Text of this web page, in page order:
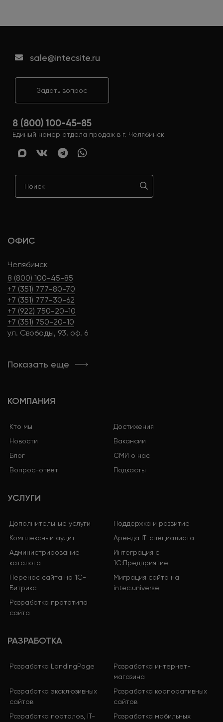
sale@intecsite.ru
Задать вопрос
8 (800) 100-45-85
Единый номер отдела продаж в г. Челябинск
ОФИС
Челябинск
8 (800) 100-45-85
+7 (351) 777-80-70
+7 (351) 777-30-62
+7 (922) 750-20-10
+7 (351) 750-20-10
ул. Свободы, 93, оф. 6
Показать еще
КОМПАНИЯ
Кто мы
Достижения
Новости
Вакансии
Блог
СМИ о нас
Вопрос-ответ
Подкасты
УСЛУГИ
Дополнительные услуги
Поддержка и развитие
Комплексный аудит
Аренда IT-специалиста
Администрирование
каталога
Интеграция с
1С:Предприятие
Перенос сайта на 1С-
Битрикс
Миграция сайта на
intec.universe
Разработка прототипа
сайта
РАЗРАБОТКА
Разработка LandingPage
Разработка интернет-
магазина
Разработка эксклюзивных
сайтов
Разработка корпоративных
сайтов
Разработка порталов, IT-
Разработка мобильных